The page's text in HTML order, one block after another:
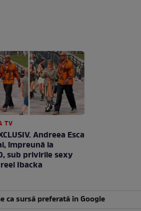
TV
Andreea Esca
împreună la
sub privirile sexy
Ibacka
ca sursă preferată în Google